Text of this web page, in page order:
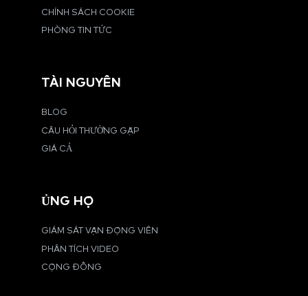
CHÍNH SÁCH COOKIE
PHÒNG TIN TỨC
TÀI NGUYÊN
BLOG
CÂU HỎI THƯỜNG GẶP
GIÁ CẢ
ỦNG HỘ
GIÁM SÁT VẬN ĐỘNG VIÊN
PHÂN TÍCH VIDEO
CỘNG ĐỒNG